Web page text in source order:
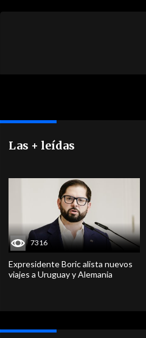
Las + leídas
7316
Expresidente Boric alista nuevos
viajes a Uruguay y Alemania